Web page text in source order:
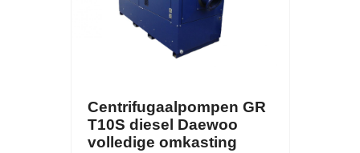
Centrifugaalpompen GR
T10S diesel Daewoo
volledige omkasting